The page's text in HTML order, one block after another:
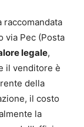
via Pec (Posta
legale,
il venditore è
della
il costo
la